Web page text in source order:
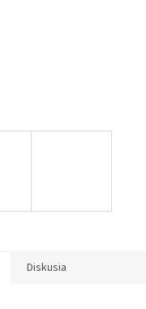
Diskusia